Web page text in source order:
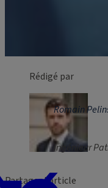
Rédigé par
Romain
Ingénieur
Partager l’article